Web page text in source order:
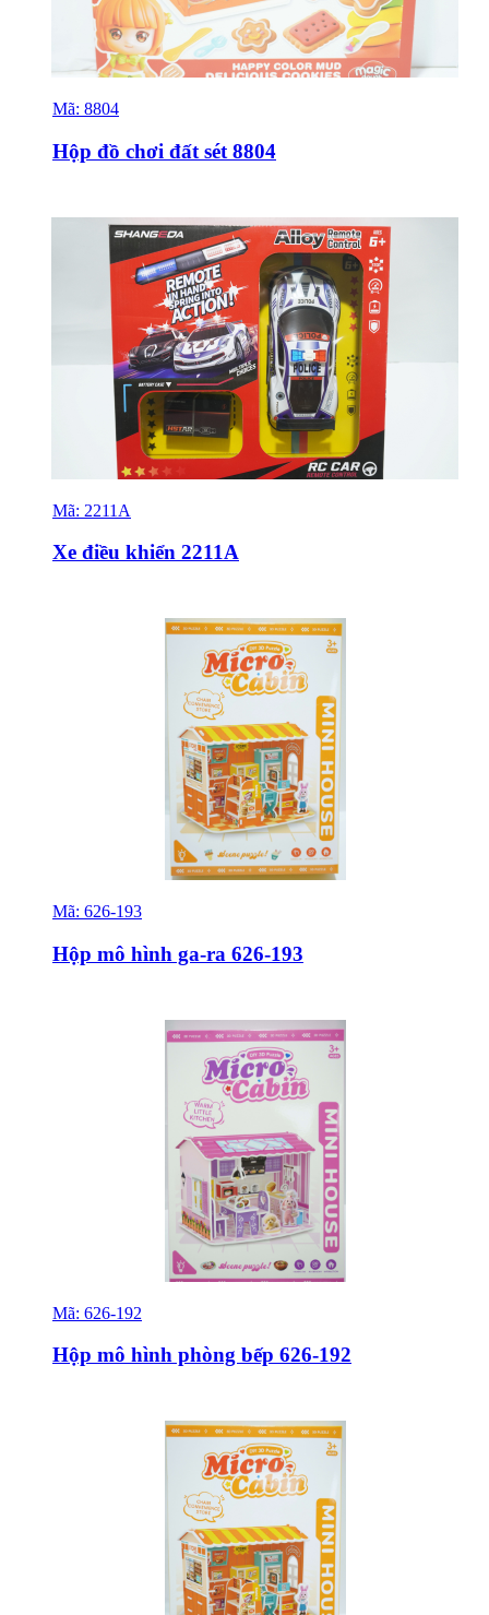
Sỉ & Lẻ
Mã: 8804
Hộp đồ chơi đất sét 8804
Sỉ & Lẻ
Mã: 2211A
Xe điều khiển 2211A
Sỉ & Lẻ
Mã: 626-193
Hộp mô hình ga-ra 626-193
Sỉ & Lẻ
Mã: 626-192
Hộp mô hình phòng bếp 626-192